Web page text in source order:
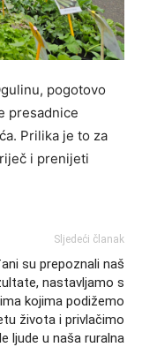
pogotovo
presadnice
Prilika je to za
i prenijeti
Sljedeći članak
su prepoznali naš
nastavljamo s
kojima podižemo
života i privlačimo
ljude u naša ruralna